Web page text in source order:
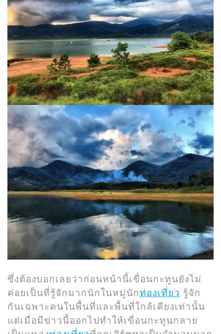
ซึ่งต้องบอกเลยว่าก่อนหน้านี้เขื่อนกะทูนยังไม่
ค่อยเป็นที่รู้จักมากนักในหมู่นักท่องเที่ยว รู้จัก
กันเฉพาะคนในพื้นที่และพื้นที่ใกล้เคียงเท่านั้น
แต่เมื่อมีข่าวนี้ออกไปทำให้เขื่อนกะทูนกลาย